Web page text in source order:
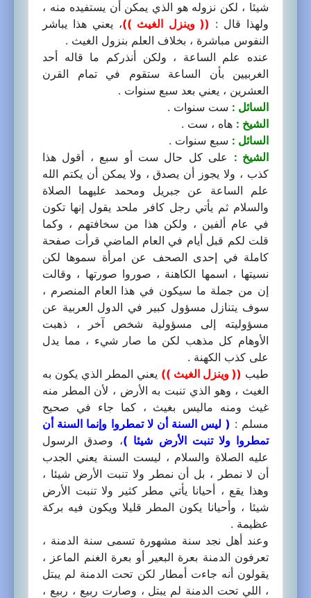
شيئا ، لكن نزوله هو الذي يمكن أن يستفيده منه ،
ولهذا قال : (( وينزل الغيث ))، يعني هذا يباشر
النفوس مباشرة ، بخلاف العلم بنزول الغيث .
عنده علم الساعة ، ولكن أنذركم ما قاله أحد
الغربيين بأن الساعة ستقوم في تمام القرن
العشرين ، يعني بعد سبع سنوات .
السائل : ست سنوات .
الشيخ : هاه ، ست .
السائل : سبع سنوات .
الشيخ : على كل حال ست أو سبع ، أقول هذا
كذب ، ولا يجوز أن يصدق ، ولا يمكن أن يكتم الله
علم الساعة عن جبريل ومحمد عليهما الصلاة
والسلام ثم يأتي رجل كافر ملحد يقول إنها تكون
في عام ألفين ، ولكن هذا من سخافتهم ، وكما
قلت لكم قبل أيام في العام الماضي قرأت صفحة
كاملة في إحدى الصحف عن امرأة سموها لكن
نسيتها ، اسمها الكاهنة ، صوروا صورتها ، وقالت
إن من جملة ما سيكون في هذا العام المنصرم ،
سوف يتنازل مسؤول كبير في الدول العربية عن
مسؤوليته إلى مسؤولية شخص آخر ، ذهبت
الأوهام كل مذهب لكن ما صار شيء ، مما يدل
على كذب الكهنة .
طيب (( وينزل الغيث )) يعني المطر الذي يكون به
الغيث ، وهو الذي تنبت به الأرض ، لأن المطر منه
غيث ومنه ماليس بغيث ، كما جاء في صحيح
مسلم : ( ليس السنة أن لا تمطروا وإنما السنة أن
تمطروا ولا تنبت الأرض شيئا )، وصدق الرسول
عليه الصلاة والسلام ، ليست السنة يعني الجدب
أن لا نمطر ، بل أن نمطر ولا تنبت الأرض شيئا ،
وهذا يقع ، أحيانا يأتي مطر كثير ولا تنبت الأرض
شيئا ، وأحيانا يكون المطر قليلا ويكون فيه بركة
عظيمة .
وعند أهل نجد سنة مشهورة تسمى سنة الدمنة ،
تعرفون الدمنة بعرة البعير أو بعرة الغنم الماعز ،
يقولون أنه جاءت أمطار لكن تحت الدمنة لم يبتل
، اللي تحت الدمنة لم يبتل ، وصارت ربيع ، ربيع ،